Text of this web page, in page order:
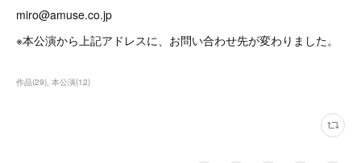
miro@amuse.co.jp
※本公演から上記アドレスに、お問い合わせ先が変わりました。
作品(29) 本公演(12)